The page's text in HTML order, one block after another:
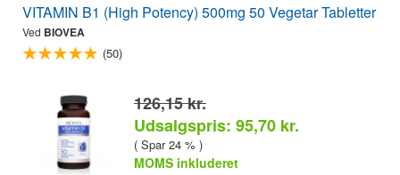
VITAMIN B1 (High Potency) 500mg 50 Vegetar Tabletter
Ved BIOVEA
(50)
126,15 kr.
Udsalgspris: 95,70 kr.
( Spar 24 % )
MOMS inkluderet